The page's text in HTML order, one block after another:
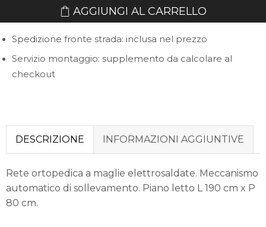
Letto
Automatica
Dudù
quantità
AGGIUNGI AL CARRELLO
Spedizione fronte strada: inclusa nel prezzo
Servizio montaggio: supplemento da calcolare al
checkout
DESCRIZIONE INFORMAZIONI AGGIUNTIVE
Rete ortopedica a maglie elettrosaldate. Meccanismo
automatico di sollevamento. Piano letto L 190 cm x P
80 cm.